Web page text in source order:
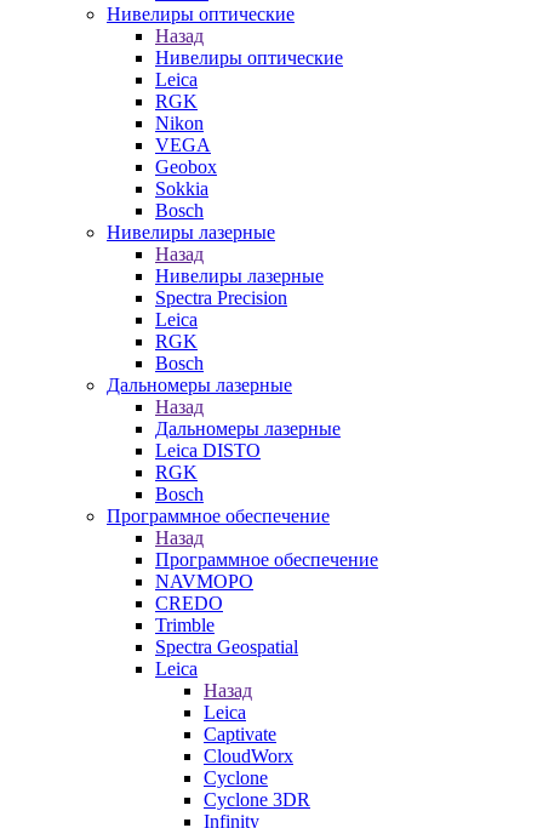
Нивелиры оптические
Назад
Нивелиры оптические
Leica
RGK
Nikon
VEGA
Geobox
Sokkia
Bosch
Нивелиры лазерные
Назад
Нивелиры лазерные
Spectra Precision
Leica
RGK
Bosch
Дальномеры лазерные
Назад
Дальномеры лазерные
Leica DISTO
RGK
Bosch
Программное обеспечение
Назад
Программное обеспечение
NAVMOPO
CREDO
Trimble
Spectra Geospatial
Leica
Назад
Leica
Captivate
CloudWorx
Cyclone
Cyclone 3DR
Infinity